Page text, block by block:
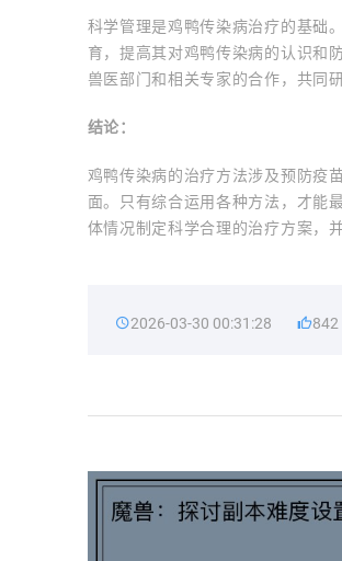
科学管理是鸡鸭传染病治疗的基础
育，提高其对鸡鸭传染病的认识和
兽医部门和相关专家的合作，共同
结论：
鸡鸭传染病的治疗方法涉及预防疫
面。只有综合运用各种方法，才能
体情况制定科学合理的治疗方案，
2026-03-30 00:31:28 842